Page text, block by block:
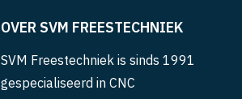
OVER SVM FREESTECHNIEK
SVM Freestechniek is sinds 1991
gespecialiseerd in CNC